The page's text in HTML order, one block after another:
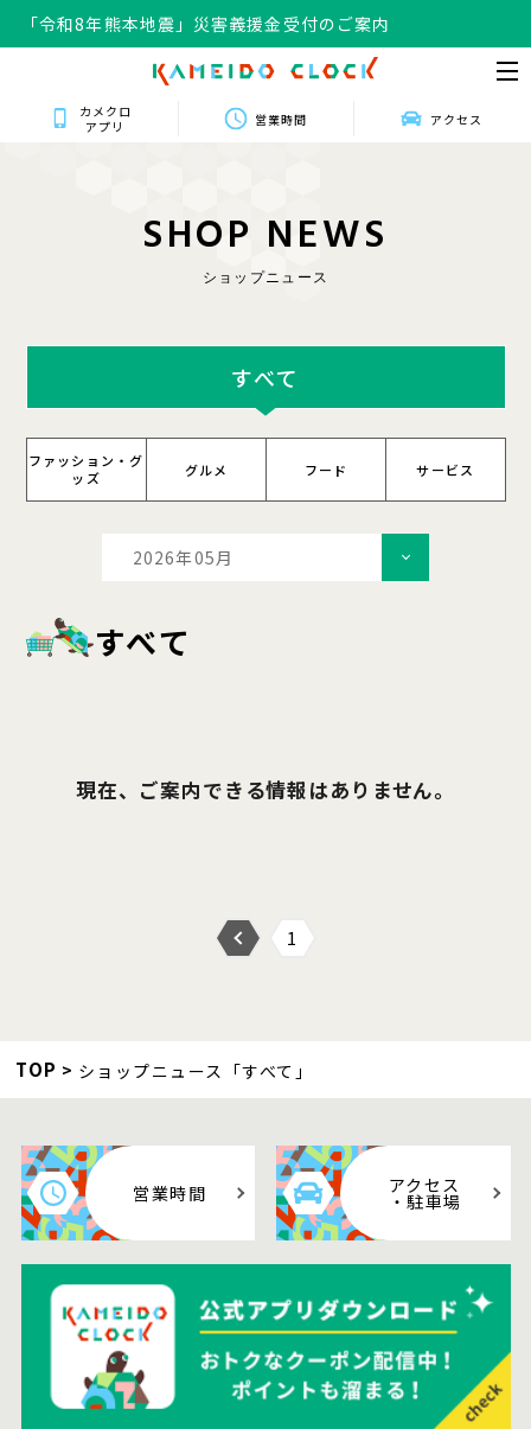
「令和8年熊本地震」災害義援金受付のご案内
カメクロ
アプリ
営業時間 アクセス
SHOP NEWS
ショップニュース
すべて
ファッション・グ
ッズ
グルメ フード サービス
2026年05月
すべて
現在、ご案内できる情報はありません。
1
TOP ショップニュース「すべて」
営業時間 アクセス
・駐車場